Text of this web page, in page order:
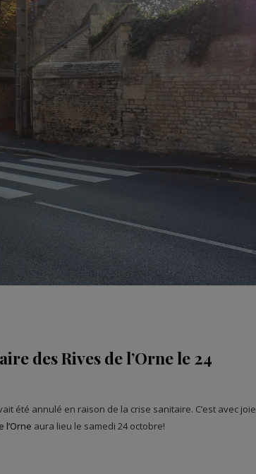
des Rives de l’Orne le 24
été annulé en raison de la crise sanitaire. C’est avec joie
l’Orne aura lieu le samedi 24 octobre!